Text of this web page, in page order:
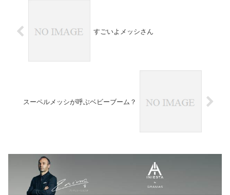
すごいよメッシさん
スーペルメッシが呼ぶベビーブーム？